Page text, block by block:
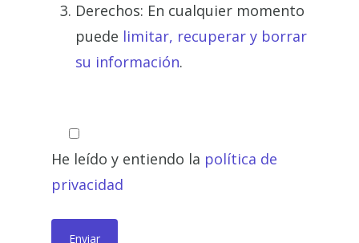
Derechos: En cualquier momento
puede limitar, recuperar y borrar
su información.
He leído y entiendo la política de
privacidad